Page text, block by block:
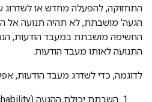
התחזוקה, להפעלה מחדש או לשדרוג
הגעה' מושבתת, לא תהיה תנועה אל
החשיפה מושבתת במעבד הודעות,
התנועה לאותו מעבד הודעות.
לדוגמה, כדי לשדרג מעבד הודעות,